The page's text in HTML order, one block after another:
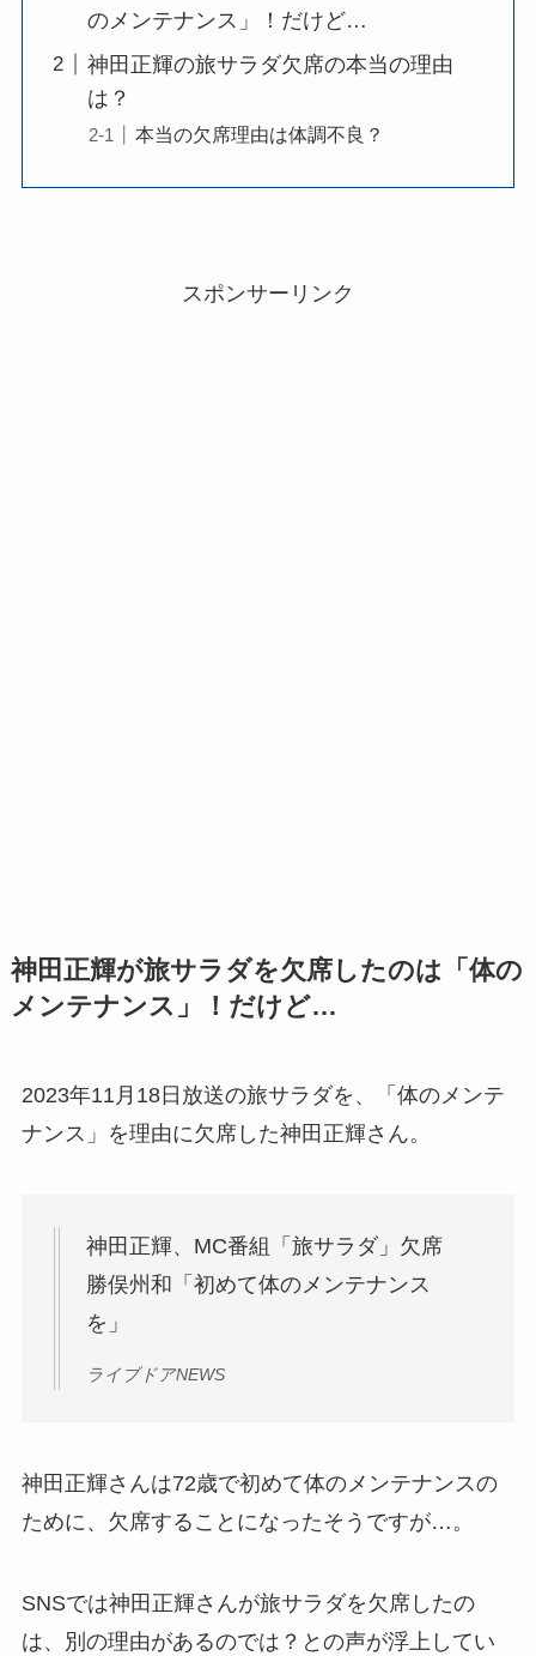
のメンテナンス」！だけど…
神田正輝の旅サラダ欠席の本当の理由
は？
本当の欠席理由は体調不良？
スポンサーリンク
神田正輝が旅サラダを欠席したのは「体の
メンテナンス」！だけど…
2023年11月18日放送の旅サラダを、「体のメンテ
ナンス」を理由に欠席した神田正輝さん。
神田正輝、MC番組「旅サラダ」欠席
勝俣州和「初めて体のメンテナンス
を」
ライブドアNEWS
神田正輝さんは72歳で初めて体のメンテナンスの
ために、欠席することになったそうですが…。
SNSでは神田正輝さんが旅サラダを欠席したの
は、別の理由があるのでは？との声が浮上してい